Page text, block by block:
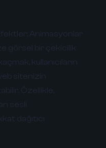
Animasyonlar
görsel bir çekicilik
kullanıcıların
sitenizin
Özellikle,
sesli
dağıtıcı